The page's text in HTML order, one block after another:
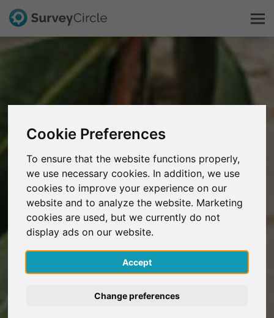
Cookie Preferences
To ensure that the website functions properly,
we use necessary cookies. In addition, we use
cookies to improve your experience on our
website and to analyze the website. Marketing
cookies are used, but we currently do not
display ads on our website.
Accept
Change preferences
FAQ
Gratis registreren
Inloggen
English
Deutsch